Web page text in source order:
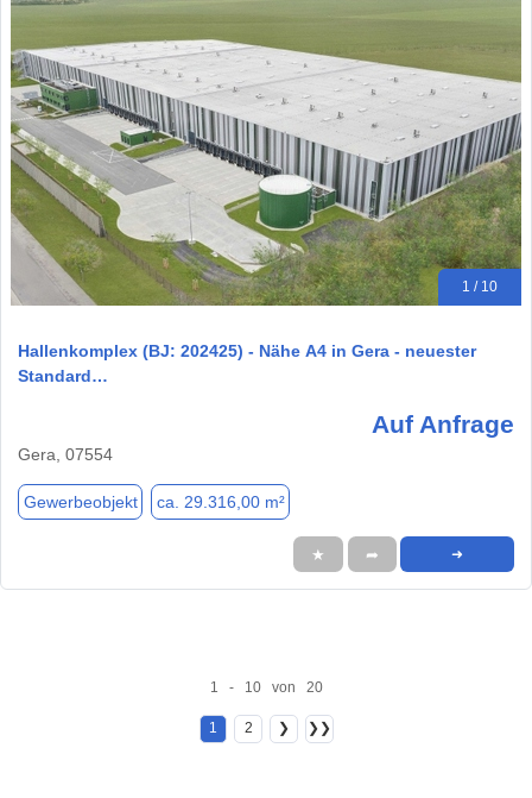
1 / 10
Hallenkomplex (BJ: 202425) - Nähe A4 in Gera - neuester
Standard…
Auf Anfrage
Gera, 07554
Gewerbeobjekt ca. 29.316,00 m²
★ ➦ ➜
1 - 10 von 20
1 2 ❯ ❯❯